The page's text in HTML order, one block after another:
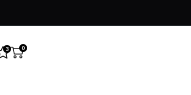
3 0